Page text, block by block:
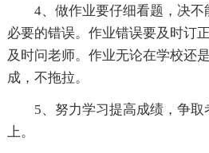
4、做作业要仔细看题，决
必要的错误。作业错误要及时订
及时问老师。作业无论在学校还
成，不拖拉。
5、努力学习提高成绩，争
上。